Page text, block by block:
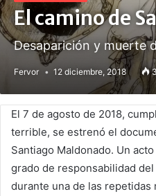
El camino de
Desaparición y muerte
Fervor 12 diciembre, 2018
El 7 de agosto de 2018,
terrible, se estrenó el
Santiago Maldonado. Un
grado de responsabilidad
durante una de las